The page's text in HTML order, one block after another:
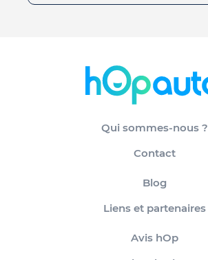
Qui sommes-nous ?
Contact
Blog
Liens et partenaires
Avis hOp